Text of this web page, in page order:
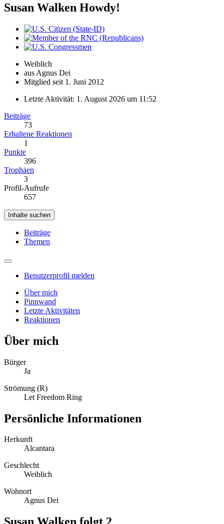
Susan Walken Howdy!
Weiblich
aus Agnus Dei
Mitglied seit 1. Juni 2012
Letzte Aktivität: 1. August 2026 um 11:52
Beiträge
73
Erhaltene Reaktionen
1
Punkte
396
Trophäen
3
Profil-Aufrufe
657
Inhalte suchen
Beiträge
Themen
Benutzerprofil melden
Über mich
Pinnwand
Letzte Aktivitäten
Reaktionen
Über mich
Bürger
Ja
Strömung (R)
Let Freedom Ring
Persönliche Informationen
Herkunft
Alcantara
Geschlecht
Weiblich
Wohnort
Agnus Dei